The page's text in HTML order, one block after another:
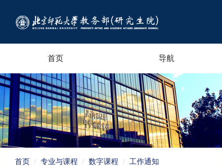
首页 导航
首页 专业与课程 数字课程 工作通知